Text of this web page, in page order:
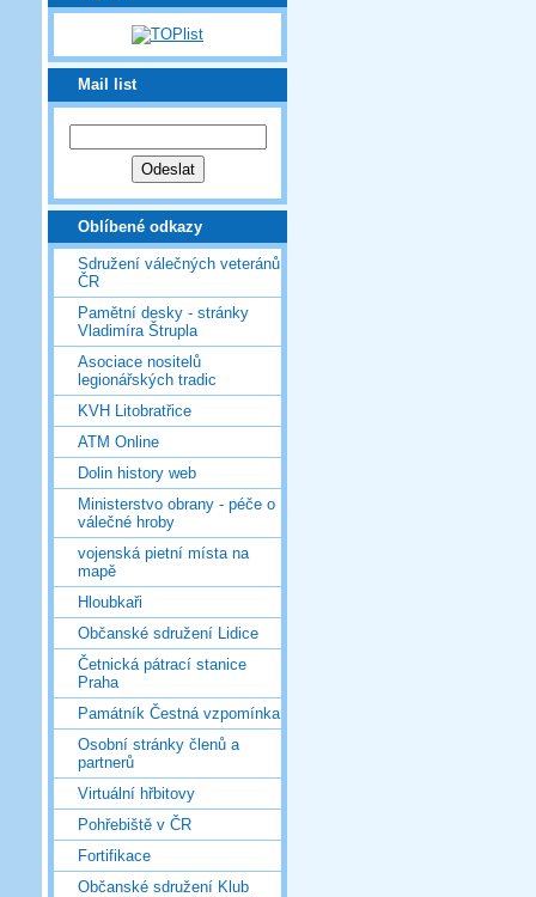
Mail list
Oblíbené odkazy
Sdružení válečných veteránů
ČR
Pamětní desky - stránky
Vladimíra Štrupla
Asociace nositelů
legionářských tradic
KVH Litobratřice
ATM Online
Dolin history web
Ministerstvo obrany - péče o
válečné hroby
vojenská pietní místa na
mapě
Hloubkaři
Občanské sdružení Lidice
Četnická pátrací stanice
Praha
Památník Čestná vzpomínka
Osobní stránky členů a
partnerů
Virtuální hřbitovy
Pohřebiště v ČR
Fortifikace
Občanské sdružení Klub